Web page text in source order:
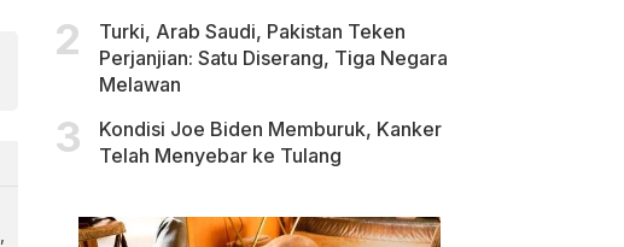
Turki, Arab Saudi, Pakistan Teken
Perjanjian: Satu Diserang, Tiga Negara
Melawan
Kondisi Joe Biden Memburuk, Kanker
Telah Menyebar ke Tulang